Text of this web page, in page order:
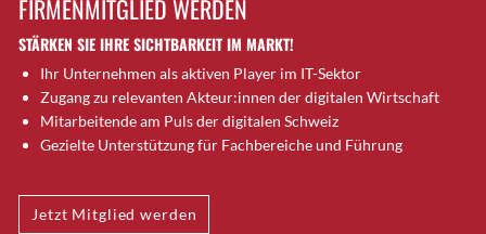
Brugg AG
Brütten
Bubendorf
Bubikon
Buchs (SG)
Bäretswil
Bülach
FIRMENMITGLIED WERDEN
STÄRKEN SIE IHRE SICHTBARKEIT IM MARKT!
Ihr Unternehmen als aktiven Player im IT-Sektor
Zugang zu relevanten Akteur:innen der digitalen Wirtschaft
Mitarbeitende am Puls der digitalen Schweiz
Gezielte Unterstützung für Fachbereiche und Führung
Jetzt Mitglied werden